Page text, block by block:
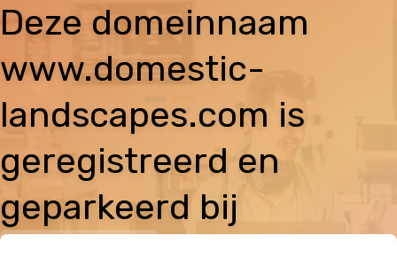
Deze domeinnaam
www.domestic-
landscapes.com is
geregistreerd en
geparkeerd bij